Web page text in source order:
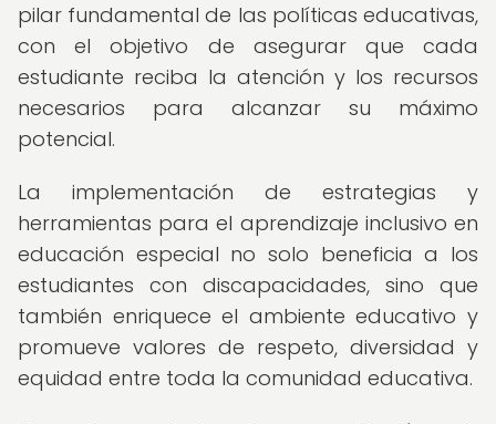
pilar fundamental de las políticas educativas,
con el objetivo de asegurar que cada
estudiante reciba la atención y los recursos
necesarios para alcanzar su máximo
potencial.
La implementación de estrategias y
herramientas para el aprendizaje inclusivo en
educación especial no solo beneficia a los
estudiantes con discapacidades, sino que
también enriquece el ambiente educativo y
promueve valores de respeto, diversidad y
equidad entre toda la comunidad educativa.